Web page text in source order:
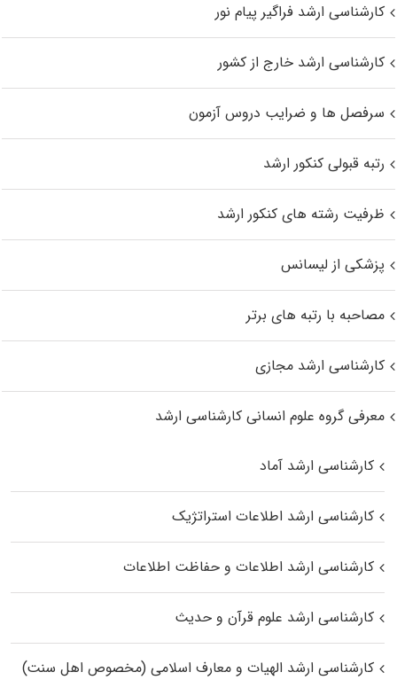
کارشناسی ارشد فراگیر پیام نور
کارشناسی ارشد خارج از کشور
سرفصل ها و ضرایب دروس آزمون
رتبه قبولی کنکور ارشد
ظرفیت رشته های کنکور ارشد
پزشکی از لیسانس
مصاحبه با رتبه های برتر
کارشناسی ارشد مجازی
معرفی گروه علوم انسانی کارشناسی ارشد
کارشناسی ارشد آماد
کارشناسی ارشد اطلاعات استراتژیک
کارشناسی ارشد اطلاعات و حفاظت اطلاعات
کارشناسی ارشد علوم قرآن و حدیث
کارشناسی ارشد الهیات و معارف اسلامی (مخصوص اهل سنت)